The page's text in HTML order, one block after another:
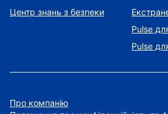
Центр знань з безпеки
Pulse
Pulse
Про компанію